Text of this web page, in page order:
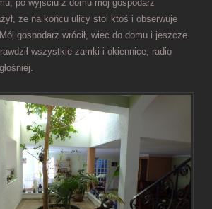
po wyjściu z domu mój gospodarz
że na końcu ulicy stoi ktoś i obserwuje
gospodarz wrócił, więc do domu i jeszcze
wszystkie zamki i okiennice, radio